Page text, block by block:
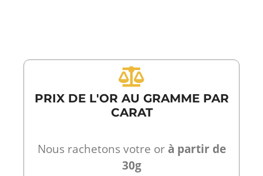
PRIX DE L'OR AU GRAMME PAR
CARAT
Nous rachetons votre orà partir de
30g